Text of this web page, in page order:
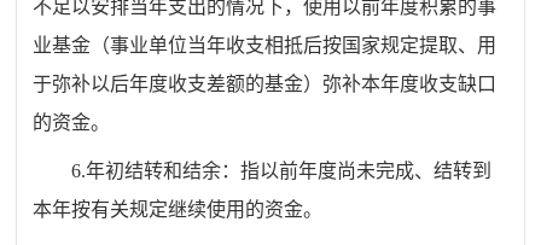
不足以安排当年支出的情况下，使用以前年度积累的事
业基金（事业单位当年收支相抵后按国家规定提取、用
于弥补以后年度收支差额的基金）弥补本年度收支缺口
的资金。
6.年初结转和结余：指以前年度尚未完成、结转到
本年按有关规定继续使用的资金。